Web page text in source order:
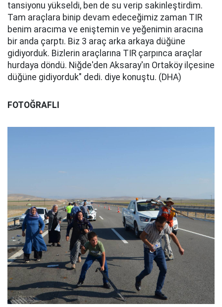
tansiyonu yükseldi, ben de su verip sakinleştirdim.
Tam araçlara binip devam edeceğimiz zaman TIR
benim aracıma ve eniştemin ve yeğenimin aracına
bir anda çarptı. Biz 3 araç arka arkaya düğüne
gidiyorduk. Bizlerin araçlarına TIR çarpınca araçlar
hurdaya döndü. Niğde'den Aksaray'ın Ortaköy ilçesine
düğüne gidiyorduk" dedi. diye konuştu. (DHA)
FOTOĞRAFLI